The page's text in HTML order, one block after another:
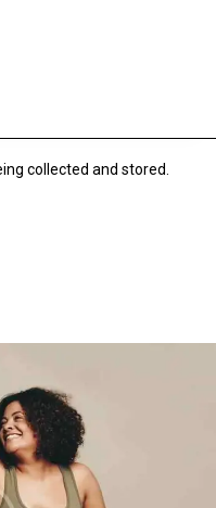
collected and stored.